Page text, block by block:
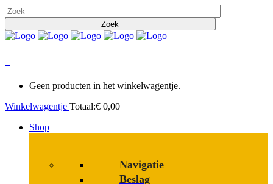
Geen producten in het winkelwagentje.
Winkelwagentje Totaal:€ 0,00
Shop
Navigatie
Beslag